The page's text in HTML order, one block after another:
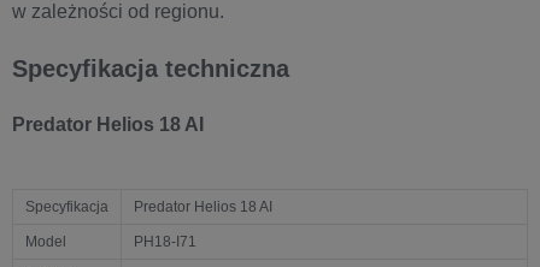
w zależności od regionu.
Specyfikacja techniczna
Predator Helios 18 AI
Specyfikacja Predator Helios 18 AI
Model PH18-I71